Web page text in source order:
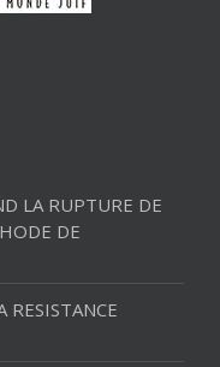
LA RUPTURE DE
DE
RESISTANCE